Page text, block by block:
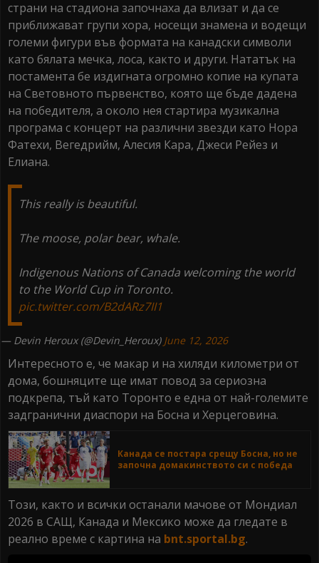
страни на стадиона започнаха да влизат и да се
приближават групи хора, носещи знамена и водещи
големи фигури във формата на канадски символи
като бялата мечка, лоса, както и други. Нататък на
постамента бе издигната огромно копие на купата
на Световното първенство, която ще бъде дадена
на победителя, а около нея стартира музикална
програма с концерт на различни звезди като Нора
Фатехи, Вегедрийм, Алесия Кара, Джеси Рейез и
Елиана.
This really is beautiful.
The moose, polar bear, whale.
Indigenous Nations of Canada welcoming the world
to the World Cup in Toronto.
pic.twitter.com/B2dARz7II1
— Devin Heroux (@Devin_Heroux) June 12, 2026
Интересното е, че макар и на хиляди километри от
дома, бошняците ще имат повод за сериозна
подкрепа, тъй като Торонто е една от най-големите
задгранични диаспори на Босна и Херцеговина.
Канада се постара срещу Босна, но не
започна домакинството си с победа
Този, както и всички останали мачове от Мондиал
2026 в САЩ, Канада и Мексико може да гледате в
реално време с картина на bnt.sportal.bg.